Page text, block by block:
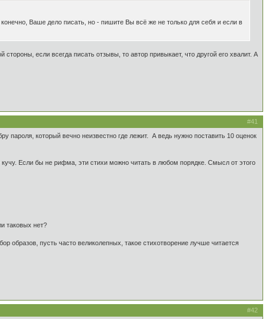
Ваше дело писать, но - пишите Вы всё же не только для себя и если в
если всегда писать отзывы, то автор привыкает, что другой его хвалит. А
#41
пароля, который вечно неизвестно где лежит. А ведь нужно поставить 10 оценок
Если бы не рифма, эти стихи можно читать в любом порядке. Смысл от этого
таковых нет?
образов, пусть часто великолепных, такое стихотворение лучше читается
#42